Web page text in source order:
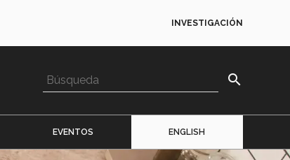
INVESTIGACIÓN
search
EVENTOS ENGLISH